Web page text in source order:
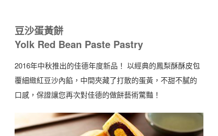
豆沙蛋黃餅
Yolk Red Bean Paste Pastry
2016年中秋推出的佳德年度新品！ 以經典的鳳梨酥酥皮包
覆細緻紅豆沙內餡，中間夾藏了打散的蛋黃，不甜不膩的
口感，保證讓您再次對佳德的做餅藝術驚豔！